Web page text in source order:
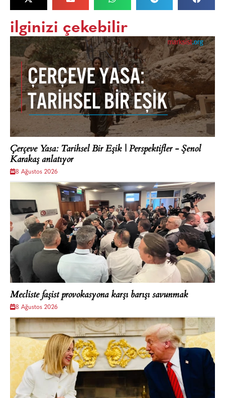
ilginizi çekebilir
Çerçeve Yasa: Tarihsel Bir Eşik | Perspektifler - Şenol
Karakaş anlatıyor
8 Ağustos 2026
Mecliste faşist provokasyona karşı barışı savunmak
8 Ağustos 2026